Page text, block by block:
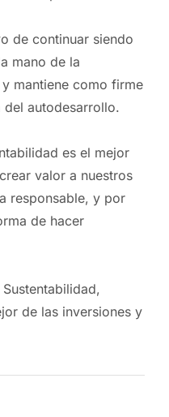
de continuar siendo
mano de la
mantiene como firme
del autodesarrollo.
es el mejor
valor a nuestros
responsable, y por
de hacer
de las inversiones y